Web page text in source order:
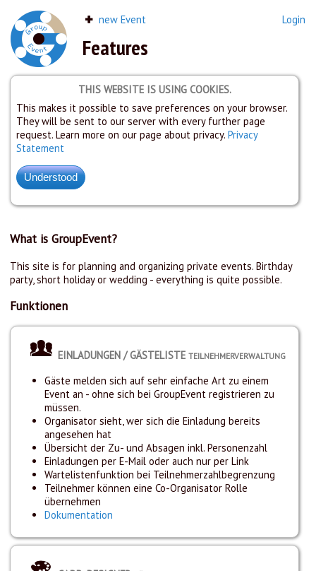
new Event Login
Features
THIS WEBSITE IS USING COOKIES.
This makes it possible to save preferences on your browser.
They will be sent to our server with every further page
request. Learn more on our page about privacy. Privacy
Statement
What is GroupEvent?
This site is for planning and organizing private events. Birthday
party, short holiday or wedding - everything is quite possible.
Funktionen
EINLADUNGEN / GÄSTELISTE TEILNEHMERVERWALTUNG
Gäste melden sich auf sehr einfache Art zu einem
Event an - ohne sich bei GroupEvent registrieren zu
müssen.
Organisator sieht, wer sich die Einladung bereits
angesehen hat
Übersicht der Zu- und Absagen inkl. Personenzahl
Einladungen per E-Mail oder auch nur per Link
Wartelistenfunktion bei Teilnehmerzahlbegrenzung
Teilnehmer können eine Co-Organisator Rolle
übernehmen
Dokumentation